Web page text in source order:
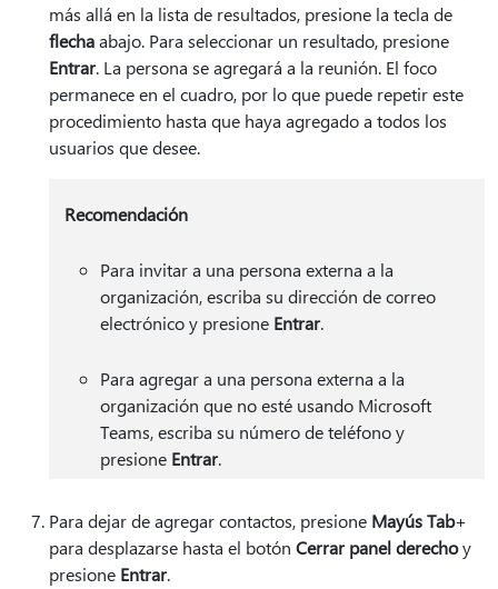
más allá en la lista de resultados, presione la tecla de
flechaabajo. Para seleccionar un resultado, presione
Entrar. La persona se agregará a la reunión. El foco
permanece en el cuadro, por lo que puede repetir este
procedimiento hasta que haya agregado a todos los
usuarios que desee.
Recomendación
Para invitar a una persona externa a la
organización, escriba su dirección de correo
electrónico y presione Entrar.
Para agregar a una persona externa a la
organización que no esté usando Microsoft
Teams, escriba su número de teléfono y
presione Entrar.
Para dejar de agregar contactos, presione Mayús Tab+
para desplazarse hasta el botón Cerrar panel derechoy
presione Entrar.